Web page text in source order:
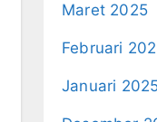
Maret 2025
Februari
Januari